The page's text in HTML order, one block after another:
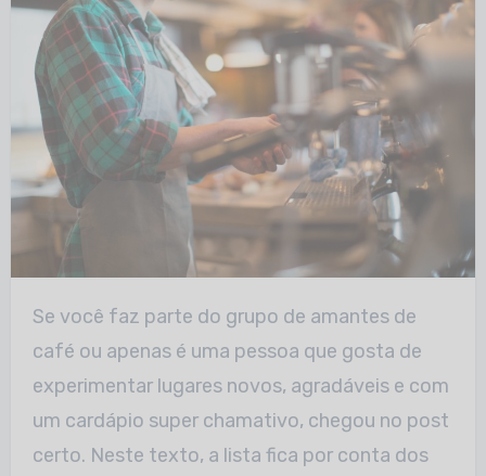
Se você faz parte do grupo de amantes de
café ou apenas é uma pessoa que gosta de
experimentar lugares novos, agradáveis e com
um cardápio super chamativo, chegou no post
certo. Neste texto, a lista fica por conta dos